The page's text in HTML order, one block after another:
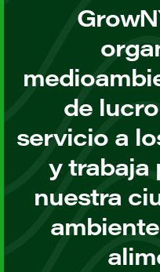
de
servicio a
y trabaja
nuestra